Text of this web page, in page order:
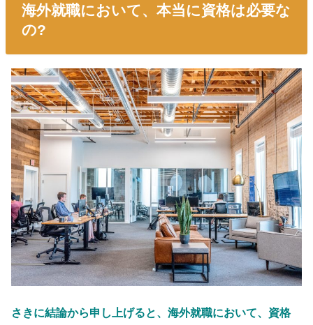
海外就職において、本当に資格は必要な
の?
さきに結論から申し上げると、海外就職において、資格